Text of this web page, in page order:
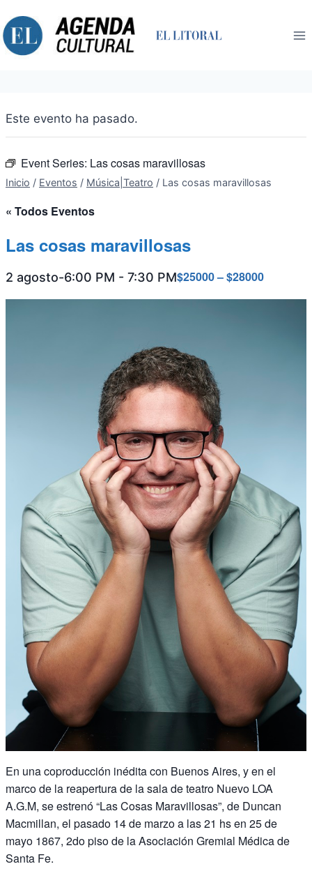
al
contenido
Este evento ha pasado.
Event Series: Las cosas maravillosas
Inicio / Eventos / Música|Teatro / Las cosas maravillosas
« Todos Eventos
Las cosas maravillosas
2 agosto-6:00 PM - 7:30 PM$25000 – $28000
En una coproducción inédita con Buenos Aires, y en el
marco de la reapertura de la sala de teatro Nuevo LOA
A.G.M, se estrenó “Las Cosas Maravillosas”, de Duncan
Macmillan, el pasado 14 de marzo a las 21 hs en 25 de
mayo 1867, 2do piso de la Asociación Gremial Médica de
Santa Fe.